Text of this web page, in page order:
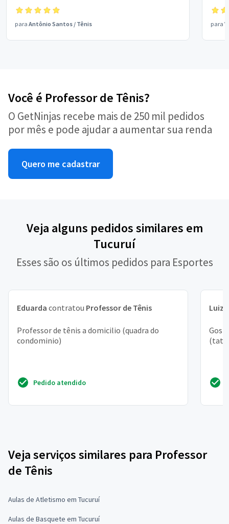
para Antônio Santos / Tênis para
Você é Professor de Tênis?
O GetNinjas recebe mais de 250 mil pedidos
por mês e pode ajudar a aumentar sua renda
Quero me cadastrar
Veja alguns pedidos similares em
Tucuruí
Esses são os últimos pedidos para Esportes
Eduarda contratou Professor de Tênis
Professor de tênis a domicilio (quadra do
condominio)
Pedido atendido
Luiz
Veja serviços similares para Professor
de Tênis
Aulas de Atletismo em Tucuruí
Aulas de Basquete em Tucuruí